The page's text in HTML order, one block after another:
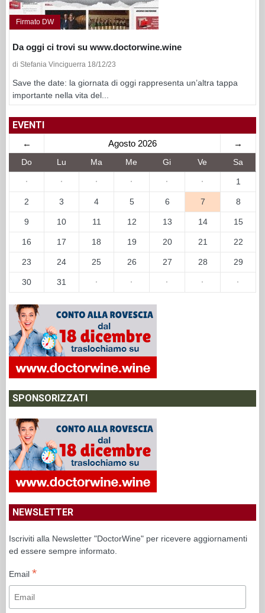
Firmato DW
Da oggi ci trovi su www.doctorwine.wine
di Stefania Vinciguerra 18/12/23
Save the date: la giornata di oggi rappresenta un’altra tappa
importante nella vita del...
EVENTI
← Agosto 2026 →
Do Lu Ma Me Gi Ve Sa
· · · · · · 1
2 3 4 5 6 7 8
9 10 11 12 13 14 15
16 17 18 19 20 21 22
23 24 25 26 27 28 29
30 31 · · · · ·
SPONSORIZZATI
NEWSLETTER
Iscriviti alla Newsletter "DoctorWine" per ricevere aggiornamenti
ed essere sempre informato.
Email *